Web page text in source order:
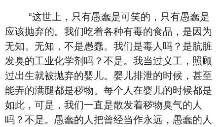
“这世上，只有愚蠢是可笑的，只有愚蠢是
应该抛弃的。我们吃着各种有毒的食品，是因为
无知。无知，不是愚蠢。我们是毒人吗？是肮脏
发臭的工业化学剂吗？不是。我当过义工，照顾
过出生就被抛弃的婴儿。婴儿排泄的时候，甚至
能弄的满腿都是秽物。每个人在婴儿的时候都是
如此，可是，我们一直是散发着秽物臭气的人
吗？不是。愚蠢的人把曾经当作永远，愚蠢的人